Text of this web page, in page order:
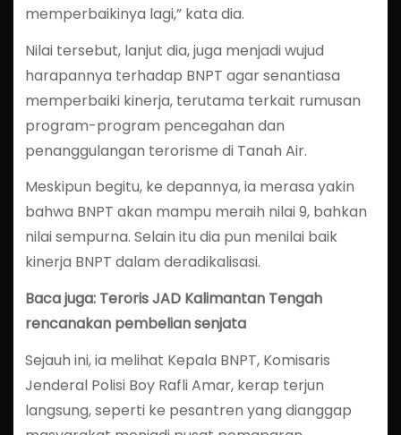
memperbaikinya lagi,” kata dia.
Nilai tersebut, lanjut dia, juga menjadi wujud
harapannya terhadap BNPT agar senantiasa
memperbaiki kinerja, terutama terkait rumusan
program-program pencegahan dan
penanggulangan terorisme di Tanah Air.
Meskipun begitu, ke depannya, ia merasa yakin
bahwa BNPT akan mampu meraih nilai 9, bahkan
nilai sempurna. Selain itu dia pun menilai baik
kinerja BNPT dalam deradikalisasi.
Baca juga: Teroris JAD Kalimantan Tengah
rencanakan pembelian senjata
Sejauh ini, ia melihat Kepala BNPT, Komisaris
Jenderal Polisi Boy Rafli Amar, kerap terjun
langsung, seperti ke pesantren yang dianggap